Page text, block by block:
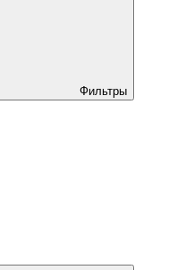
Фильтры